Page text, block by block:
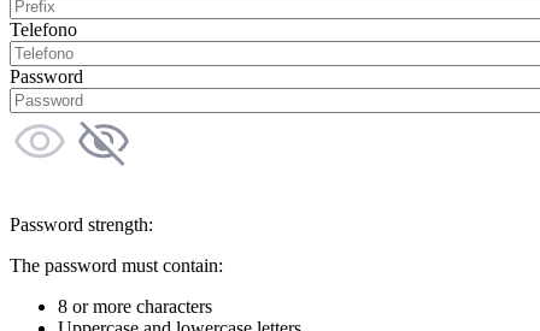
Telefono
Password
Password strength:
The password must contain:
8 or more characters